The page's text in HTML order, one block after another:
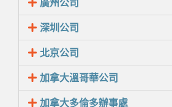
深圳公司
北京公司
加拿大溫哥華公司
加拿大多倫多辦事處